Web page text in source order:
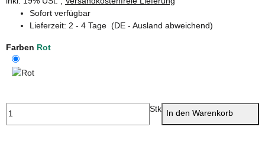
Sofort verfügbar
Lieferzeit: 2 - 4 Tage (DE - Ausland abweichend)
Farben Rot
Stk In den Warenkorb